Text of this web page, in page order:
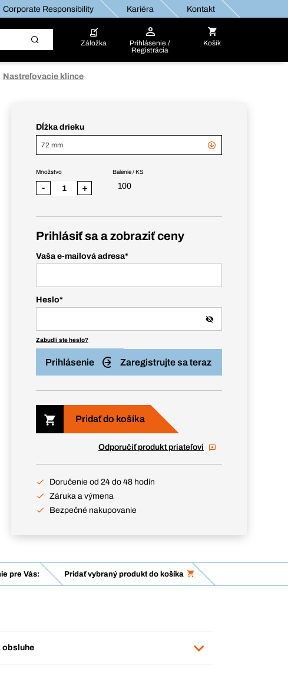
Corporate Responsibility Kariéra Kontakt
Záložka
Prihlásenie /
Registrácia
Košík
Nastreľovacie klince
Dĺžka drieku
72 mm
Balenie / KS
100
Množstvo
- +
Prihlásiť sa a zobraziť ceny
Vaša e-mailová adresa*
Heslo*
Zabudli ste heslo?
Prihlásenie Zaregistrujte sa teraz
Pridať do košíka
Odporučiť produkt priateľovi
Doručenie od 24 do 48 hodín
Záruka a výmena
Bezpečné nakupovanie
pre Vás: Pridať vybraný produkt do košíka
obsluhe